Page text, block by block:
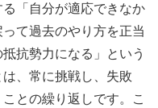
「自分が適応できなか
て過去のやり方を正当
抗勢力になる」という
、常に挑戦し、失敗
との繰り返しです。こ